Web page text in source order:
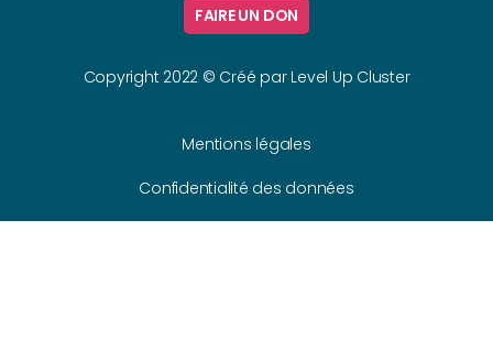
FAIRE UN DON
Copyright 2022 © Créé par Level Up Cluster
Mentions légales
Confidentialité des données